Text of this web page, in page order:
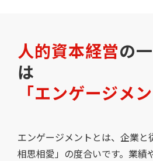
人的資本経営の
は
「エンゲージメン
エンゲージメントとは、企業と
相思相愛」の度合いです。業績